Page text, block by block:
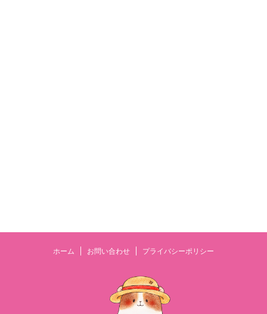
ホーム お問い合わせ プライバシーポリシー